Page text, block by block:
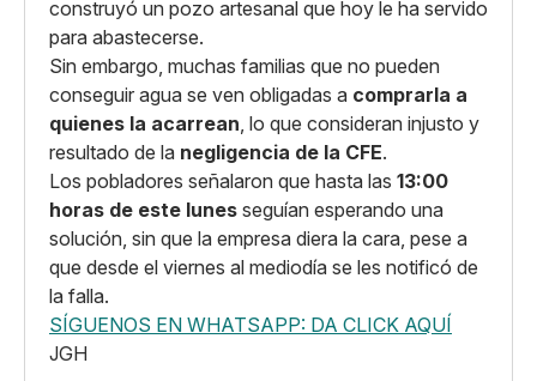
construyó un pozo artesanal que hoy le ha servido
para abastecerse.
Sin embargo, muchas familias que no pueden
conseguir agua se ven obligadas a comprarla a
quienes la acarrean, lo que consideran injusto y
resultado de la negligencia de la CFE.
Los pobladores señalaron que hasta las 13:00
horas de este lunes seguían esperando una
solución, sin que la empresa diera la cara, pese a
que desde el viernes al mediodía se les notificó de
la falla.
SÍGUENOS EN WHATSAPP: DA CLICK AQUÍ
JGH